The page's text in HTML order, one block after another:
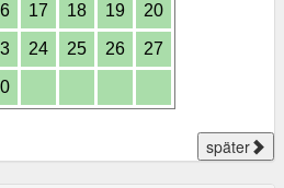
17 18 19 20
24 25 26 27
später